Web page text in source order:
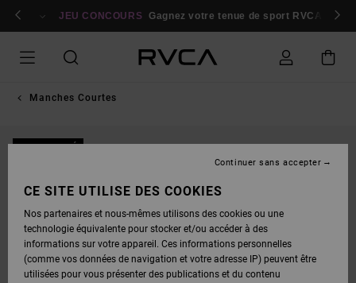
Se connecter / s'inscrire
JEU CONCOURS Gagnez votre tenue de sport RVCA
Manches Courtes
CE SITE UTILISE DES COOKIES
Nos partenaires et nous-mêmes utilisons des cookies ou une
technologie équivalente pour stocker et/ou accéder à des
informations sur votre appareil. Ces informations personnelles
(comme vos données de navigation et votre adresse IP) peuvent être
utilisées pour vous présenter des publications et du contenu
Continuer sans accepter